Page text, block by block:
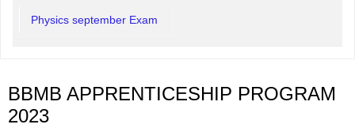
Physics september Exam
BBMB APPRENTICESHIP PROGRAM
2023